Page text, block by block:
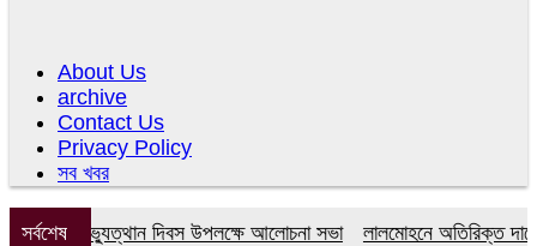
About Us
archive
Contact Us
Privacy Policy
সব খবর
সর্বশেষ
গণঅভ্যুত্থান দিবস উপলক্ষে আলোচনা সভা
লালমোহনে অতিরিক্ত দামে সার